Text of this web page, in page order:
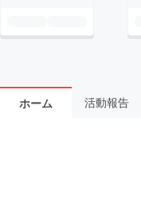
ホーム 活動報告